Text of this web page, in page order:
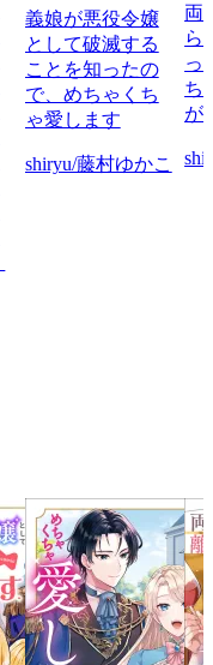
義娘が悪役令嬢
として破滅する
ことを知ったの
で、めちゃくち
ゃ愛します
shiryu/藤村ゆかこ
両
ら
っ
ち
が